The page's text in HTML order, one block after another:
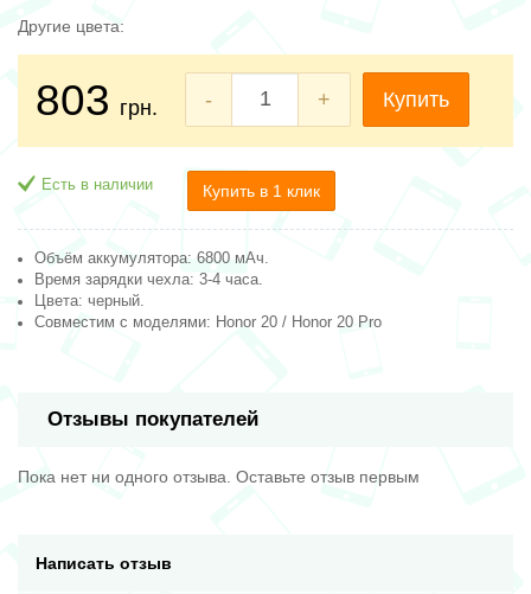
Другие цвета:
803 грн. - + Купить
Есть в наличии Купить в 1 клик
Объём аккумулятора: 6800 мАч
Время зарядки чехла: 3-4 часа.
Цвета: черный.
Совместим с моделями: Honor 20 / Honor 20 Pro
Отзывы покупателей
Пока нет ни одного отзыва. Оставьте отзыв первым
Написать отзыв